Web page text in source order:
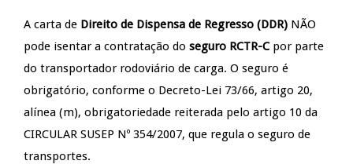
A carta de Direito de Dispensa de Regresso (DDR) NÃO
pode isentar a contratação do seguro RCTR-Cpor parte
do transportador rodoviário de carga. O seguro é
obrigatório, conforme o Decreto-Lei 73/66, artigo 20,
alínea (m), obrigatoriedade reiterada pelo artigo 10 da
CIRCULAR SUSEP Nº 354/2007, que regula o seguro de
transportes.